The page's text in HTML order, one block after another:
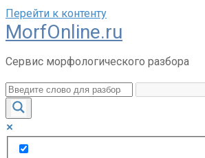
Перейти к контенту
MorfOnline.ru
Сервис морфологического разбора